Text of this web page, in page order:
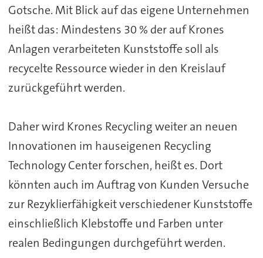
Gotsche. Mit Blick auf das eigene Unternehmen
heißt das: Mindestens 30 % der auf Krones
Anlagen verarbeiteten Kunststoffe soll als
recycelte Ressource wieder in den Kreislauf
zurückgeführt werden.
Daher wird Krones Recycling weiter an neuen
Innovationen im hauseigenen Recycling
Technology Center forschen, heißt es. Dort
könnten auch im Auftrag von Kunden Versuche
zur Rezyklierfähigkeit verschiedener Kunststoffe
einschließlich Klebstoffe und Farben unter
realen Bedingungen durchgeführt werden.